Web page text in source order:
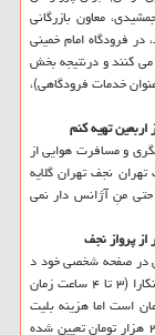
معاون بازرگانی
در فرودگاه امام خمینی
كنند و درنتیجه بخش
خدمات فرودگاهی)،
تهیه كنم
و مسافرت هوایی از
تهران نجف تهران گلایه
حتی منِ آژانس دار نمی
در صفحه شخصی خود د
رفضای مجازی نوشته: هزینه بلیت رفت و برگشت تفلیس یا آنكارا (۳ تا ۴ ساعت زمان
حدود ۱ میلیون و ۸۵۰ هزار تومان است اما هزینه بلیت
صرفا پرواز یك و نیم ساعته نجف بدون اقامت ۲ میلیون و ۲۰۰ هزار تومان تعیین شده